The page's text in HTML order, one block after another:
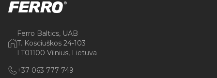
Ferro Baltics, UAB
T. Kosciuškos 24-103
LT01100 Vilnius, Lietuva
+37 063 777 749